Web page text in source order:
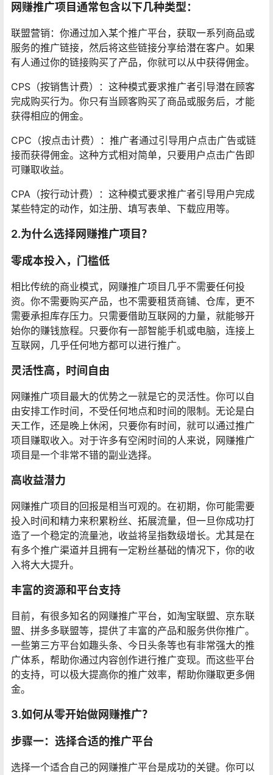
网赚推广项目通常包含以下几种类型：
联盟营销：你通过加入某个推广平台，获取一系列商品或
服务的推广链接，然后将这些链接分享给潜在客户。如果
有人通过你的链接购买了产品，你就可以从中获得佣金。
CPS（按销售计费）：这种模式要求推广者引导潜在顾客
完成购买行为。你只有当顾客购买了商品或服务后，才能
获得相应的佣金。
CPC（按点击计费）：推广者通过引导用户点击广告或链
接而获得佣金。这种方式相对简单，只要用户点击广告即
可赚取收益。
CPA（按行动计费）：这种模式要求推广者引导用户完成
某些特定的动作，如注册、填写表单、下载应用等。
2.为什么选择网赚推广项目？
零成本投入，门槛低
相比传统的商业模式，网赚推广项目几乎不需要任何投
资。你不需要购买产品，也不需要租赁商铺、仓库，更不
需要承担库存压力。只需要借助互联网的力量，就能够开
始你的赚钱旅程。只要你有一部智能手机或电脑，连接上
互联网，几乎任何地方都可以进行推广。
灵活性高，时间自由
网赚推广项目最大的优势之一就是它的灵活性。你可以自
由安排工作时间，不受任何地点和时间的限制。无论是白
天工作，还是晚上休闲，只要你有时间，就可以通过推广
项目赚取收入。对于许多有空闲时间的人来说，网赚推广
项目是一个非常不错的副业选择。
高收益潜力
网赚推广项目的回报是相当可观的。在初期，你可能需要
投入时间和精力来积累粉丝、拓展流量，但一旦你成功打
造了一个稳定的流量池，收益将呈指数级增长。尤其是在
有多个推广渠道并且拥有一定粉丝基础的情况下，你的收
入将大大提升。
丰富的资源和平台支持
目前，有很多知名的网赚推广平台，如淘宝联盟、京东联
盟、拼多多联盟等，提供了丰富的产品和服务供你推广。
一些第三方平台如趣头条、今日头条等也有非常强大的推
广体系，帮助你通过内容创作进行推广变现。而这些平台
的支持，可以极大提高你的推广效率，帮助你赚取更多佣
金。
3.如何从零开始做网赚推广？
步骤一：选择合适的推广平台
选择一个适合自己的网赚推广平台是成功的关键。你可以